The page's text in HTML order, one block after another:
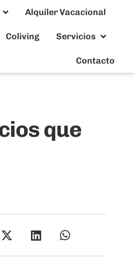
Alquiler Vacacional
Coliving Servicios
Contacto
que